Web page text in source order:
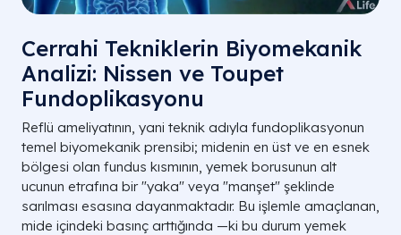
Cerrahi Tekniklerin Biyomekanik
Analizi: Nissen ve Toupet
Fundoplikasyonu
Reflü ameliyatının, yani teknik adıyla fundoplikasyonun
temel biyomekanik prensibi; midenin en üst ve en esnek
bölgesi olan fundus kısmının, yemek borusunun alt
ucunun etrafına bir "yaka" veya "manşet" şeklinde
sarılması esasına dayanmaktadır. Bu işlemle amaçlanan,
mide içindeki basınç arttığında —ki bu durum yemek